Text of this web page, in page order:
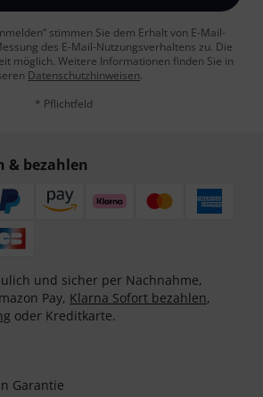
stimmen Sie dem Erhalt von E-Mail-
des E-Mail-Nutzungsverhaltens zu. Die
möglich. Weitere Informationen finden Sie in
Datenschutzhinweisen.
* Pflichtfeld
& bezahlen
und sicher per Nachnahme,
Pay, Klarna Sofort bezahlen,
oder Kreditkarte.
Garantie